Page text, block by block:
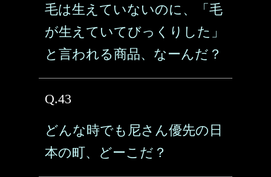
毛は生えていないのに、「毛
が生えていてびっくりした」
と言われる商品、なーんだ？
Q.43
どんな時でも尼さん優先の日
本の町、どーこだ？